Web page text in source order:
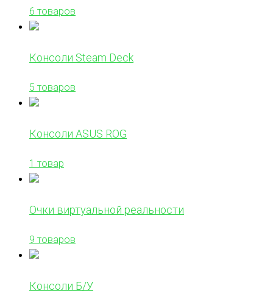
6 товаров
Консоли Steam Deck
5 товаров
Консоли ASUS ROG
1 товар
Очки виртуальной реальности
9 товаров
Консоли Б/У